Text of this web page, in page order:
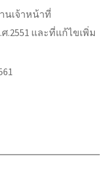
นเจ้าหน้าที่
และที่แก้ไขเพิ่ม